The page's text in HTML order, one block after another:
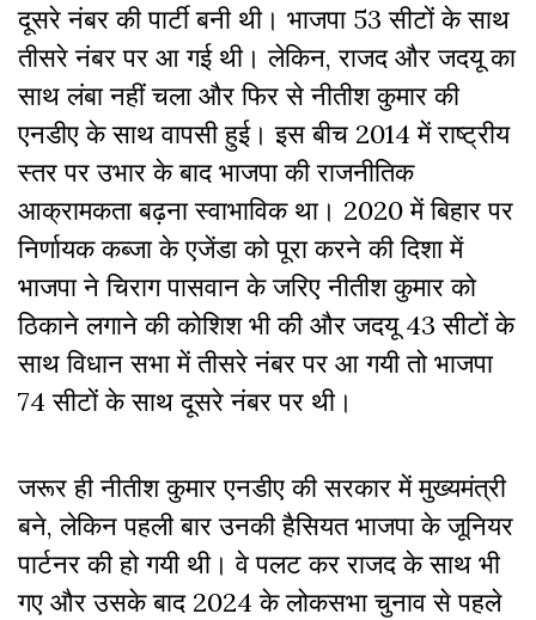
दूसरे नंबर की पार्टी बनी थी। भाजपा 53 सीटों के साथ
तीसरे नंबर पर आ गई थी। लेकिन, राजद और जदयू का
साथ लंबा नहीं चला और फिर से नीतीश कुमार की
एनडीए के साथ वापसी हुई। इस बीच 2014 में राष्ट्रीय
स्तर पर उभार के बाद भाजपा की राजनीतिक
आक्रामकता बढ़ना स्वाभाविक था। 2020 में बिहार पर
निर्णायक कब्जा के एजेंडा को पूरा करने की दिशा में
भाजपा ने चिराग पासवान के जरिए नीतीश कुमार को
ठिकाने लगाने की कोशिश भी की और जदयू 43 सीटों के
साथ विधान सभा में तीसरे नंबर पर आ गयी तो भाजपा
74 सीटों के साथ दूसरे नंबर पर थी।
जरूर ही नीतीश कुमार एनडीए की सरकार में मुख्यमंत्री
बने, लेकिन पहली बार उनकी हैसियत भाजपा के जूनियर
पार्टनर की हो गयी थी। वे पलट कर राजद के साथ भी
गए और उसके बाद 2024 के लोकसभा चुनाव से पहले